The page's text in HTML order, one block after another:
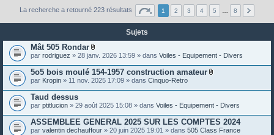
La recherche a retourné 223 résultats 1 2 3 4 5 8
Sujets
Mât 505 Rondar
P
è
c
e
s
o
n
t
e
par rodriguez » 28 janv. 2026 13:59 » dans Voiles - Equipement - Divers
5o5 bois moulé 154-1957 construction amateur
è
e
s
j
o
par Kropin » 11 nov. 2025 17:09 » dans Cinquo-Retro
Taud dessus
par ptitlucion » 29 août 2025 15:08 » dans Voiles - Equipement - Divers
ASSEMBLEE GENERAL 2025 SUR LES COMPTES 2024
par valentin dechauffour » 20 juin 2025 19:01 » dans 505 Class France